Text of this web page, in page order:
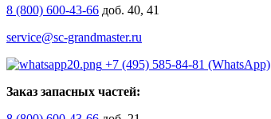
8 (800) 600-43-66 доб. 40, 41
service@sc-grandmaster.ru
+7 (495) 585-84-81 (WhatsApp)
Заказ запасных частей: